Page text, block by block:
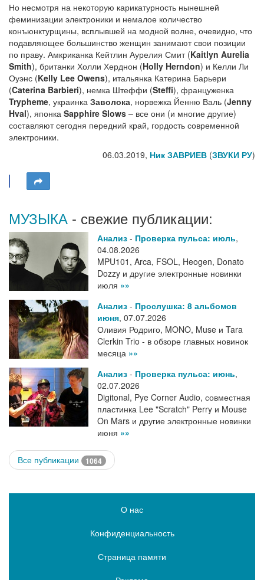
Но несмотря на некоторую карикатурность нынешней
феминизации электроники и немалое количество
конъюнктурщины, всплывшей на модной волне, очевидно, что
подавляющее большинство женщин занимают свои позиции
по праву. Амкриканка Кейтлин Аурелия Смит (Kaitlyn Aurelia
Smith), британки Холли Херднон (Holly Herndon) и Келли Ли
Оуэнс (Kelly Lee Owens), итальянка Катерина Барьери
(Caterina Barbieri), немка Штеффи (Steffi), француженка
Trypheme, украинка Заволока, норвежка Йенню Валь (Jenny
Hval), японка Sapphire Slows – все они (и многие другие)
составляют сегодня передний край, гордость современной
электроники.
06.03.2019, Ник ЗАВРИЕВ (ЗВУКИ РУ)
МУЗЫКА - свежие публикации:
Анализ - Проверка пульса: июль,
04.08.2026
MPU101, Arca, FSOL, Heogen, Donato
Dozzy и другие электронные новинки
июля »»
Анализ - Прослушка: 8 альбомов
июня, 07.07.2026
Оливия Родриго, MONO, Muse и Tara
Clerkin Trio - в обзоре главных новинок
месяца »»
Анализ - Проверка пульса: июнь,
02.07.2026
Digitonal, Pye Corner Audio, совместная
пластинка Lee "Scratch" Perry и Mouse
On Mars и другие электронные новинки
июня »»
Все публикации 1064
О нас
Конфиденциальность
Страница памяти